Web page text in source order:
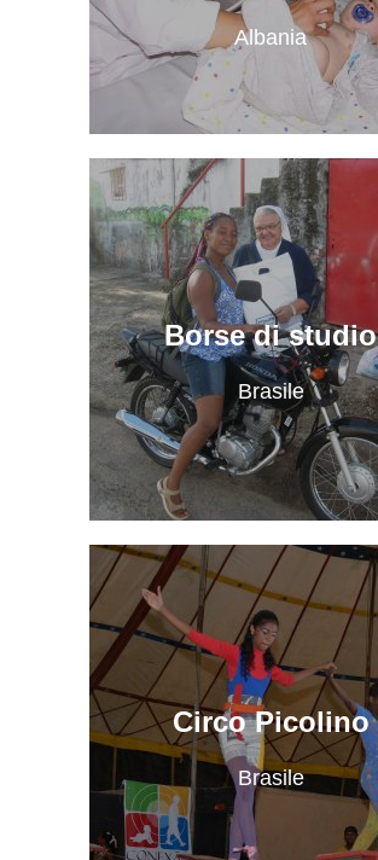
Albania
Borse di studio
Brasile
Circo Picolino
Brasile